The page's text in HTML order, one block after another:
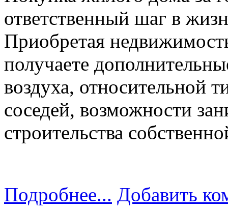
ответственный шаг в
Приобретая
получаете
воздуха, относительной
соседей, возможности
строительства
Подробнее... Добавить